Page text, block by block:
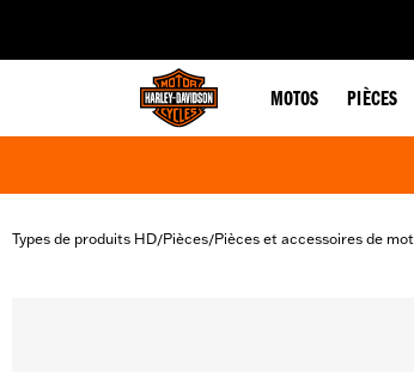
MOTOS PIÈCES
Types de produits HD/Pièces/Pièces et accessoires de